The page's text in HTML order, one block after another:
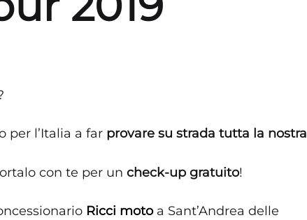
per l’Italia a far provare su strada tutta la nostra
con te per un check-up gratuito!
Ricci motoa Sant’Andrea delle